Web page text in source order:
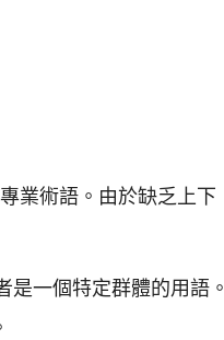
業術語。由於缺乏上下
一個特定群體的用語。